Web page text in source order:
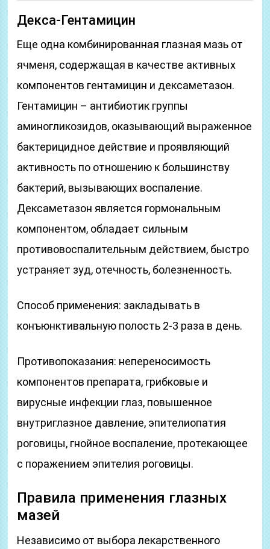
Декса-Гентамицин
Еще одна комбинированная глазная мазь от
ячменя, содержащая в качестве активных
компонентов гентамицин и дексаметазон.
Гентамицин – антибиотик группы
аминогликозидов, оказывающий выраженное
бактерицидное действие и проявляющий
активность по отношению к большинству
бактерий, вызывающих воспаление.
Дексаметазон является гормональным
компонентом, обладает сильным
противовоспалительным действием, быстро
устраняет зуд, отечность, болезненность.
Способ применения: закладывать в
конъюнктивальную полость 2-3 раза в день.
Противопоказания: непереносимость
компонентов препарата, грибковые и
вирусные инфекции глаз, повышенное
внутриглазное давление, эпителиопатия
роговицы, гнойное воспаление, протекающее
с поражением эпителия роговицы.
Правила применения глазных
мазей
Независимо от выбора лекарственного